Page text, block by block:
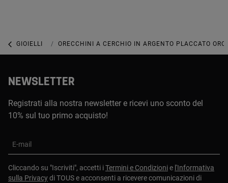
GIOIELLI GIOIELLI IN ARGENTO STERLING
ORECCHINI A CERCHIO IN ARGENTO PLACCATO
NEWSLETTER
Registrati alla nostra newsletter e ricevi uno sconto del
10% sul tuo primo acquisto!
E-mail
Cliccando su "Iscriviti", accetti iTermini e Condizionie l'Informativa
sulla Privacydi TOUS e acconsenti a ricevere comunicazioni di